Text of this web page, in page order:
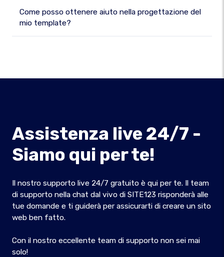
Come posso ottenere aiuto nella progettazione del
mio template?
Assistenza live 24/7 -
Siamo qui per te!
Il nostro supporto live 24/7 gratuito è qui per te. Il team
di supporto nella chat dal vivo di SITE123 risponderà alle
tue domande e ti guiderà per assicurarti di creare un sito
web ben fatto.
Con il nostro eccellente team di supporto non sei mai
solo!